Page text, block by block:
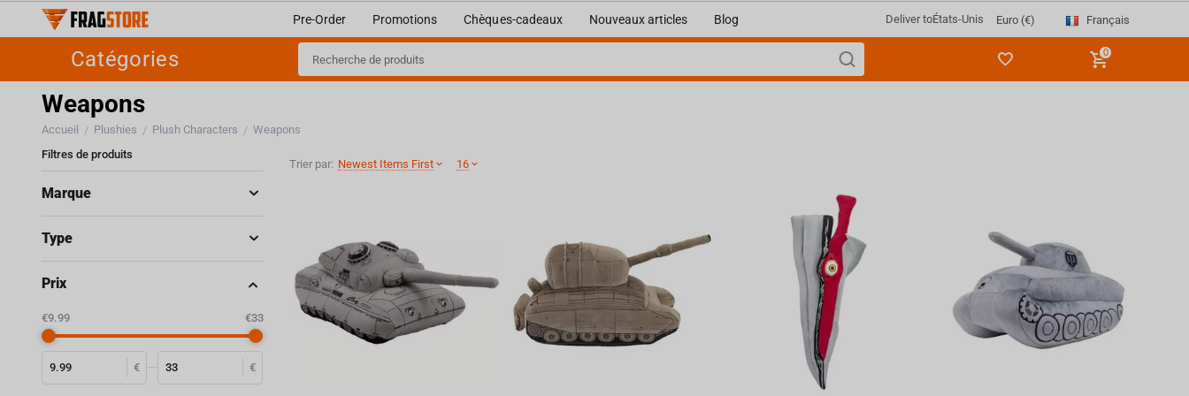
Pre-Order Promotions Chèques-cadeaux Nouveaux articles Blog Deliver toÉtats-Unis Euro (€) Français
Catégories 0
Weapons
Accueil / Plushies / Plush Characters / Weapons
Trier par: Newest Items First 16
Filtres de produits
Marque
Type
Prix
€ €
‎€9.99 ‎€33